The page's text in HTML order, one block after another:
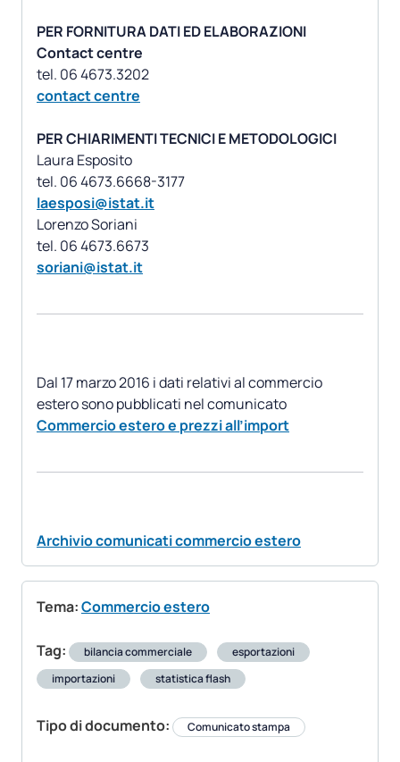
PER FORNITURA DATI ED ELABORAZIONI
Contact centre
contact centre
PER CHIARIMENTI TECNICI E METODOLOGICI
Laura Esposito
laesposi@istat.it
Lorenzo Soriani
soriani@istat.it
Dal 17 marzo 2016 i dati relativi al commercio
estero sono pubblicati nel comunicato
Commercio estero e prezzi all’import
Archivio comunicati commercio estero
Tema:Commercio estero
Tag: bilancia commerciale
esportazioni
importazioni
statistica flash
Tipo di documento: Comunicato stampa